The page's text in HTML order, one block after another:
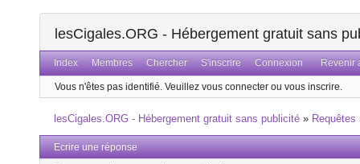
lesCigales.ORG - Hébergement gratuit sans
Index Membres Chercher S'inscrire Connexion Revenir
Vous n'êtes pas identifié. Veuillez vous connecter ou vous inscrire.
lesCigales.ORG - Hébergement gratuit sans publicité » Requêtes
Ecrire une réponse